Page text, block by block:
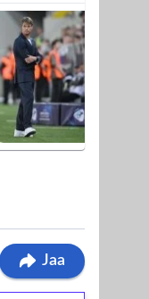
Jaa